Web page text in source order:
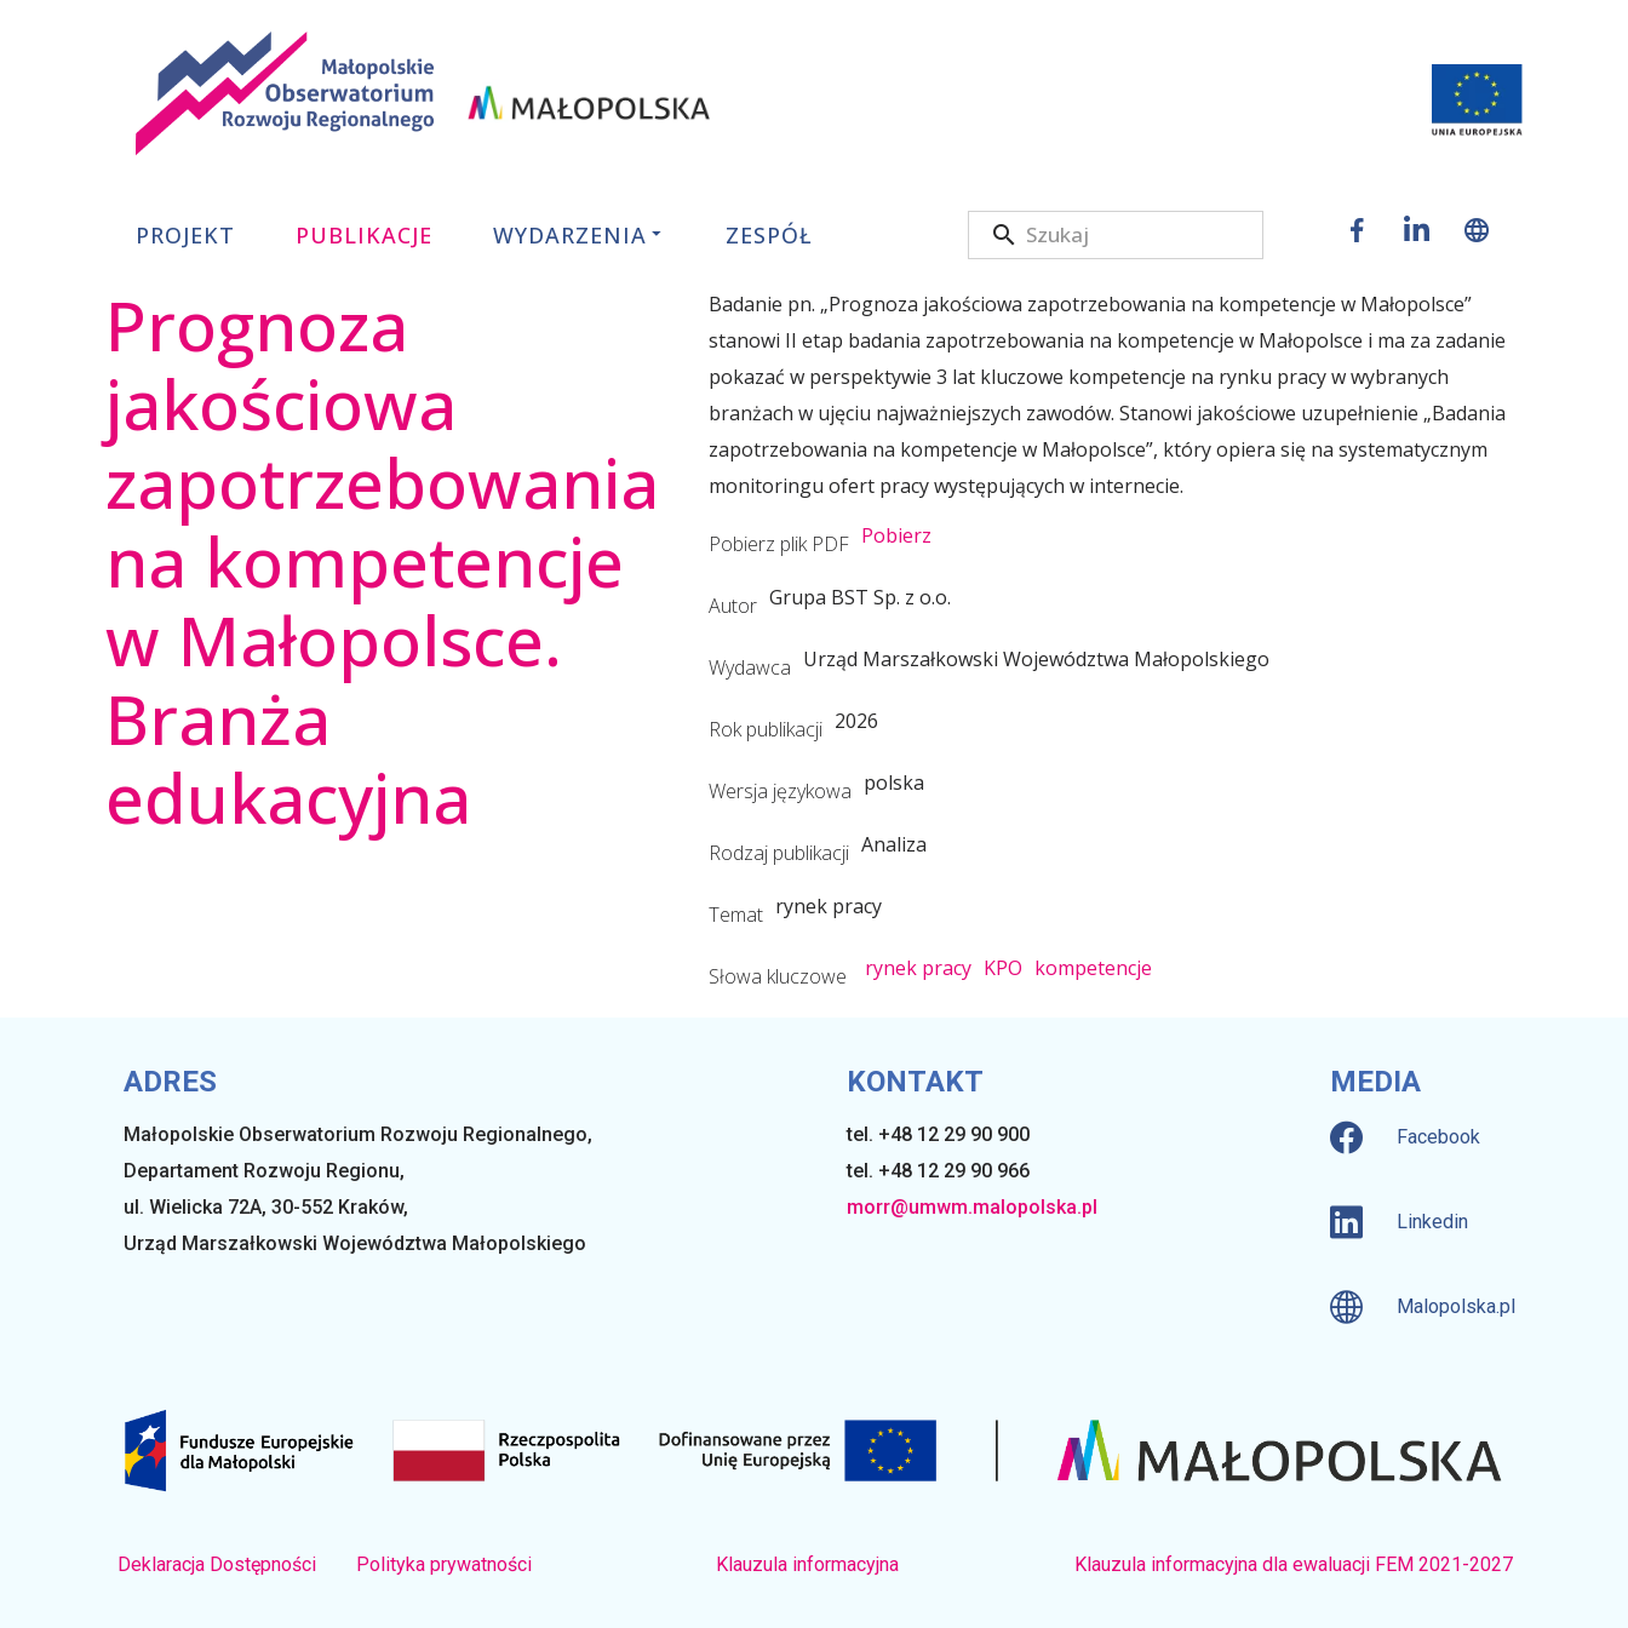
Obserwatorium
Rozwoju
Regionalnego
PROJEKT PUBLIKACJE WYDARZENIA ZESPÓŁ
Prognoza
jakościowa
zapotrzebowania
na kompetencje
w Małopolsce.
Branża
edukacyjna
Badanie pn. „Prognoza jakościowa zapotrzebowania na kompetencje w Małopolsce”
stanowi II etap badania zapotrzebowania na kompetencje w Małopolsce i ma za zadanie
pokazać w perspektywie 3 lat kluczowe kompetencje na rynku pracy w wybranych
branżach w ujęciu najważniejszych zawodów. Stanowi jakościowe uzupełnienie „Badania
zapotrzebowania na kompetencje w Małopolsce”, który opiera się na systematycznym
monitoringu ofert pracy występujących w internecie.
Pobierz plik PDF Pobierz
Autor Grupa BST Sp. z o.o.
Wydawca Urząd Marszałkowski Województwa Małopolskiego
Rok publikacji 2026
Wersja językowa polska
Rodzaj publikacji Analiza
Temat rynek pracy
Słowa kluczowe rynek pracy KPO kompetencje
ADRES
Małopolskie Obserwatorium Rozwoju Regionalnego,
Departament Rozwoju Regionu,
ul. Wielicka 72A, 30-552 Kraków,
Urząd Marszałkowski Województwa Małopolskiego
KONTAKT
tel. +48 12 29 90 900
tel. +48 12 29 90 966
morr@umwm.malopolska.pl
MEDIA
Facebook
Linkedin
Malopolska.pl
Deklaracja Dostępności Polityka prywatności Klauzula informacyjna Klauzula informacyjna dla ewaluacji FEM 2021-2027